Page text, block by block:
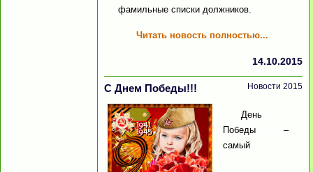
фамильные списки должников.
Читать новость полностью...
14.10.2015
С Днем Победы!!! Новости 2015
День
Победы –
самый